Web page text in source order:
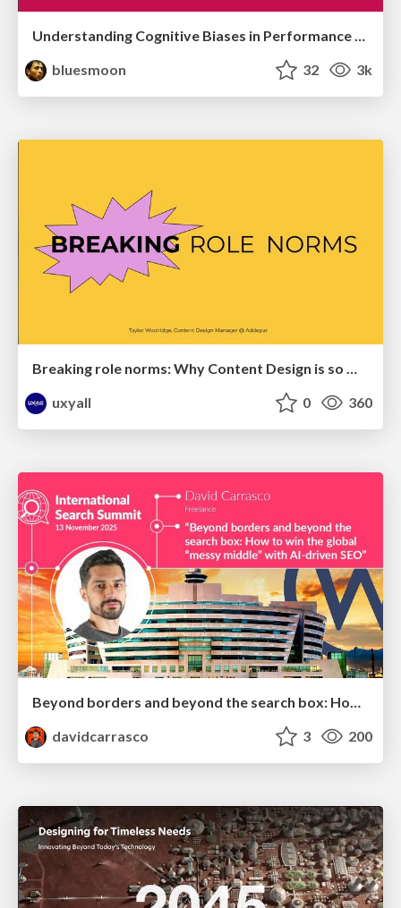
Understanding Cognitive Biases in Performance Measurement
bluesmoon
32 3k
Breaking role norms: Why Content Design is so much more than writing copy - Taylor Woolridge
uxyall
0 360
Beyond borders and beyond the search box: How to win the global "messy middle" with AI-driven SEO
davidcarrasco
3 200